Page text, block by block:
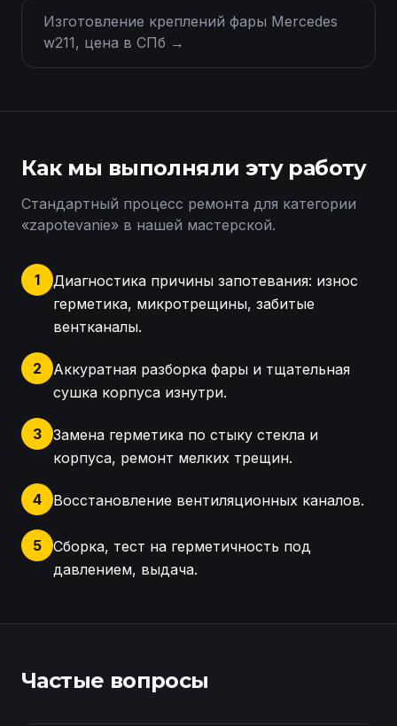
Изготовление креплений фары Mercedes
w211, цена в СПб →
Как мы выполняли эту работу
Стандартный процесс ремонта для категории
«zapotevanie» в нашей мастерской.
1
Диагностика причины запотевания: износ
герметика, микротрещины, забитые
вентканалы.
2
Аккуратная разборка фары и тщательная
сушка корпуса изнутри.
3
Замена герметика по стыку стекла и
корпуса, ремонт мелких трещин.
4 Восстановление вентиляционных каналов.
5
Сборка, тест на герметичность под
давлением, выдача.
Частые вопросы